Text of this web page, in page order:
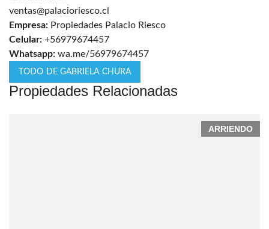
ventas@palacioriesco.cl
Empresa: Propiedades Palacio Riesco
Celular: +56979674457
Whatsapp: wa.me/56979674457
TODO DE GABRIELA CHURA
Propiedades Relacionadas
ARRIENDO